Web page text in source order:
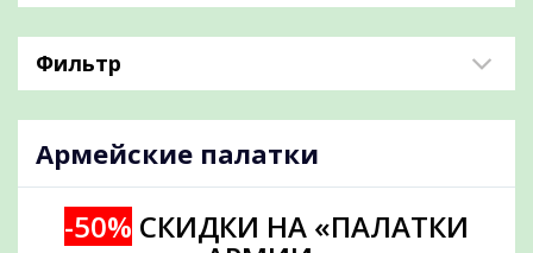
Фильтр
Армейские палатки
-50% СКИДКИ НА «ПАЛАТКИ